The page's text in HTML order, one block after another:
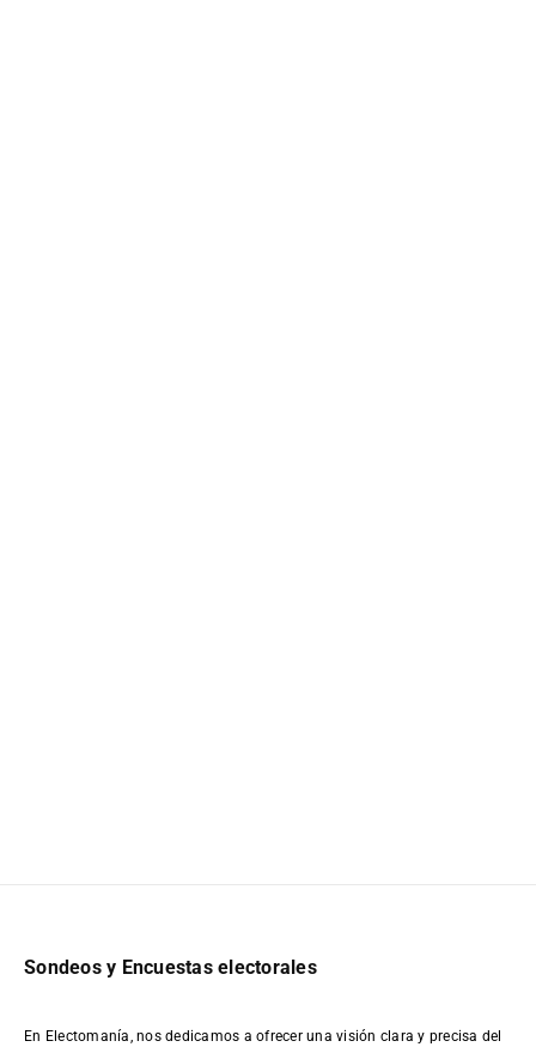
Sondeos y Encuestas electorales
En Electomanía, nos dedicamos a ofrecer una visión clara y precisa del